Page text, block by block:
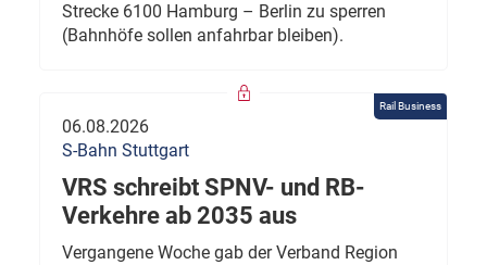
Strecke 6100 Hamburg – Berlin zu sperren
(Bahnhöfe sollen anfahrbar bleiben).
Rail Business
06.08.2026
S-Bahn Stuttgart
VRS schreibt SPNV- und RB-
Verkehre ab 2035 aus
Vergangene Woche gab der Verband Region